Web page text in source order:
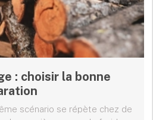
: choisir la bonne
scénario se répète chez de